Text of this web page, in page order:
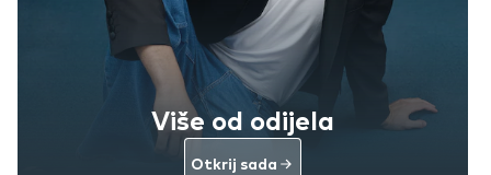
Više od odijela
Otkrij sada